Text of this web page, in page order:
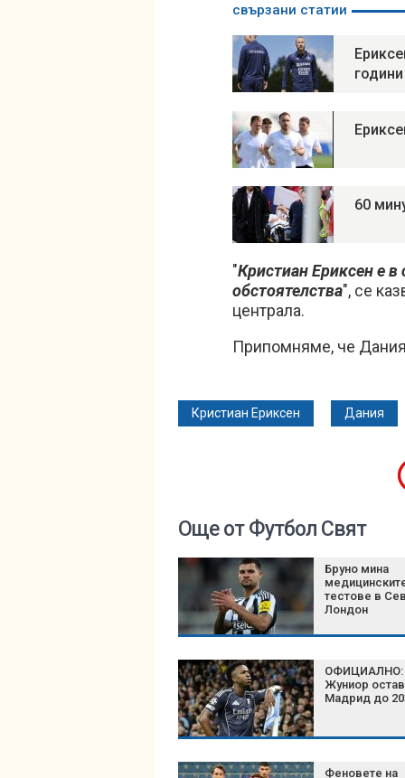
свързани статии
години
60
"Кристиан Ериксен е в
обстоятелства", се
централа.
Припомняме, че
Кристиан Ериксен Дания
Още от Футбол Свят
Бруно мина
тестове в
Лондон
ОФИЦИАЛНО:
Жуниор
Мадрид до
Феновете на